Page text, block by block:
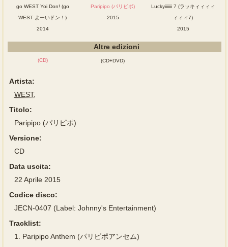
go WEST Yoi Don! (go
WEST よーいドン！)
2014
Paripipo (パリピポ)
2015
Luckyiiiiiii 7 (ラッキィィィィ
ィィィ7)
2015
Altre edizioni
(CD) (CD+DVD)
Artista:
WEST.
Titolo:
Paripipo (パリピポ)
Versione:
CD
Data uscita:
22 Aprile 2015
Codice disco:
JECN-0407 (Label: Johnny's Entertainment)
Tracklist:
1.
Paripipo Anthem (パリピポアンセム)